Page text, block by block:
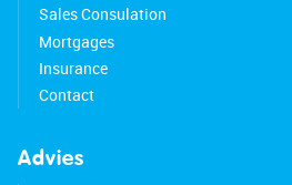
Sales Consulation
Mortgages
Insurance
Contact
Advies